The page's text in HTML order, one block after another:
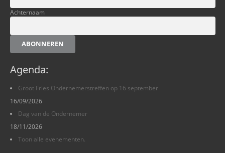
Achternaam
ABONNEREN
Agenda:
Groot Fries Ondernemerstreffen op 16 september
16/09/2026
Dag van de Ondernemer
18/11/2026
Toon alle evenementen.